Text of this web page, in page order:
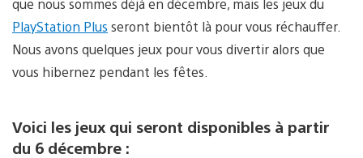
PlayStation Plus seront bientôt là pour vous réchauffer.
Nous avons quelques jeux pour vous divertir alors que
vous hibernez pendant les fêtes.
Voici les jeux qui seront disponibles à partir
du 6 décembre :